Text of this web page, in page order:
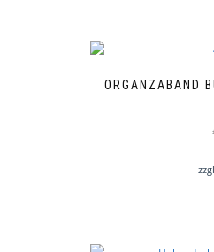
ORGANZABAND